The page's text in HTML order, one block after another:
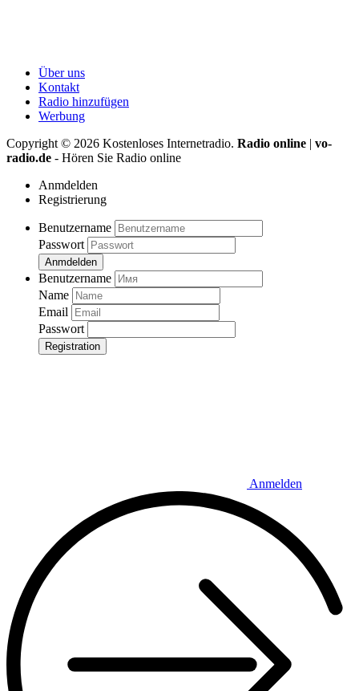
Über uns
Kontakt
Radio hinzufügen
Werbung
Copyright © 2026 Kostenloses Internetradio. Radio online | vo-
radio.de - Hören Sie Radio online
Anmdelden
Registrierung
Benutzername
Passwort
Anmdelden
Benutzername
Name
Email
Passwort
Registration
Anmelden